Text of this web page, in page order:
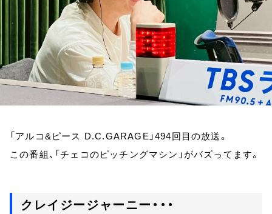
「アルコ&ピース D.C.GARAGE」494回目の放送。
この番組、「チェコのピッチングマシン」がバズってます。
クレイジージャーニー・・・